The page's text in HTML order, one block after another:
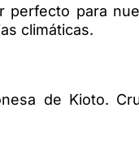
para
climáticas.
de Kioto.